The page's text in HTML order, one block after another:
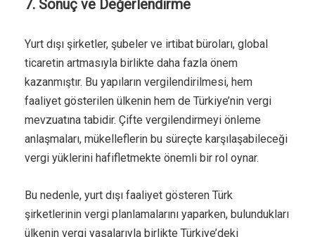
7. Sonuç ve Değerlendirme
Yurt dışı şirketler, şubeler ve irtibat büroları, global
ticaretin artmasıyla birlikte daha fazla önem
kazanmıştır. Bu yapıların vergilendirilmesi, hem
faaliyet gösterilen ülkenin hem de Türkiye’nin vergi
mevzuatına tabidir. Çifte vergilendirmeyi önleme
anlaşmaları, mükelleflerin bu süreçte karşılaşabileceği
vergi yüklerini hafifletmekte önemli bir rol oynar.
Bu nedenle, yurt dışı faaliyet gösteren Türk
şirketlerinin vergi planlamalarını yaparken, bulundukları
ülkenin vergi yasalarıyla birlikte Türkiye’deki